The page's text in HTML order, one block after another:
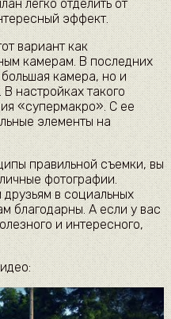
легко отделить от
эффект.
вариант как
камерам. В последних
камера, но и
В настройках такого
«супермакро». С ее
элементы на
правильной съемки, вы
фотографии.
в социальных
благодарны. А если у вас
и интересного,